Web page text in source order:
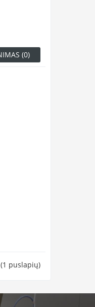
(0)
puslapių)